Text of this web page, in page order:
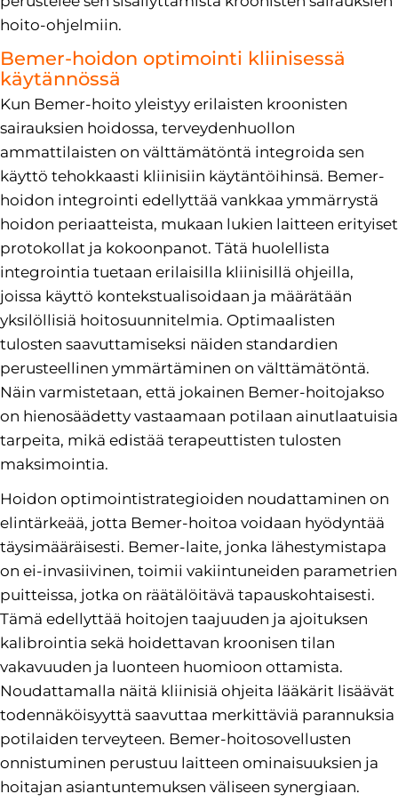
hoito-ohjelmiin.
Bemer-hoidon optimointi kliinisessä
käytännössä
Kun Bemer-hoito yleistyy erilaisten kroonisten
sairauksien hoidossa, terveydenhuollon
ammattilaisten on välttämätöntä integroida sen
käyttö tehokkaasti kliinisiin käytäntöihinsä. Bemer-
hoidon integrointi edellyttää vankkaa ymmärrystä
hoidon periaatteista, mukaan lukien laitteen erityiset
protokollat ja kokoonpanot. Tätä huolellista
integrointia tuetaan erilaisilla kliinisillä ohjeilla,
joissa käyttö kontekstualisoidaan ja määrätään
yksilöllisiä hoitosuunnitelmia. Optimaalisten
tulosten saavuttamiseksi näiden standardien
perusteellinen ymmärtäminen on välttämätöntä.
Näin varmistetaan, että jokainen Bemer-hoitojakso
on hienosäädetty vastaamaan potilaan ainutlaatuisia
tarpeita, mikä edistää terapeuttisten tulosten
maksimointia.
Hoidon optimointistrategioiden noudattaminen on
elintärkeää, jotta Bemer-hoitoa voidaan hyödyntää
täysimääräisesti. Bemer-laite, jonka lähestymistapa
on ei-invasiivinen, toimii vakiintuneiden parametrien
puitteissa, jotka on räätälöitävä tapauskohtaisesti.
Tämä edellyttää hoitojen taajuuden ja ajoituksen
kalibrointia sekä hoidettavan kroonisen tilan
vakavuuden ja luonteen huomioon ottamista.
Noudattamalla näitä kliinisiä ohjeita lääkärit lisäävät
todennäköisyyttä saavuttaa merkittäviä parannuksia
potilaiden terveyteen. Bemer-hoitosovellusten
onnistuminen perustuu laitteen ominaisuuksien ja
hoitajan asiantuntemuksen väliseen synergiaan.